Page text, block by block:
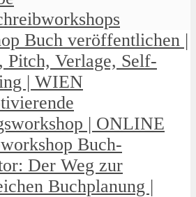
Buch veröffentlichen |
Pitch, Verlage, Self-
| WIEN
| ONLINE
Buch-
Der Weg zur
Buchplanung |